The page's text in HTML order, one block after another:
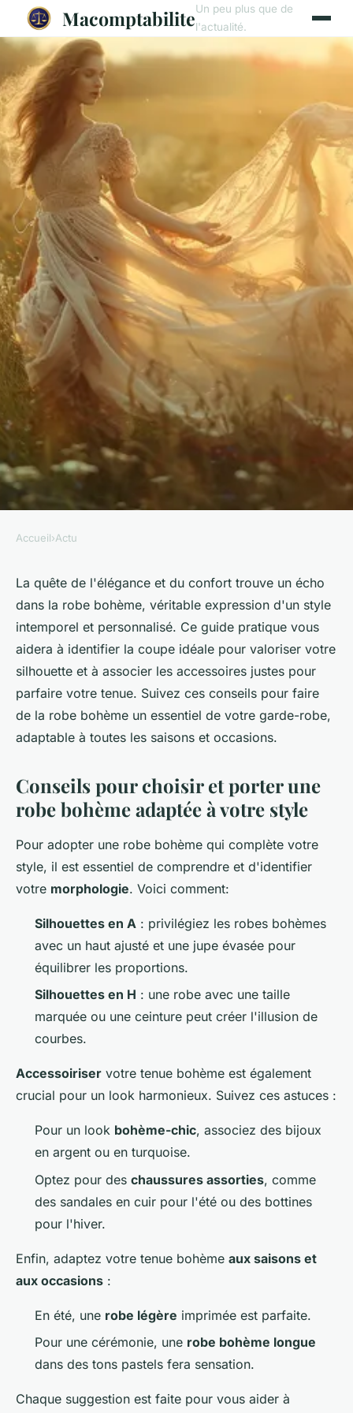
MacomptabiliteUn peu plus que de
l'actualité.
Découvrez votre style avec une
robe bohème
Laura• 29 mai 2024 •2 min de lecture
Accueil›Actu
La quête de l'élégance et du confort trouve un écho
dans la robe bohème, véritable expression d'un style
intemporel et personnalisé. Ce guide pratique vous
aidera à identifier la coupe idéale pour valoriser votre
silhouette et à associer les accessoires justes pour
parfaire votre tenue. Suivez ces conseils pour faire
de la robe bohème un essentiel de votre garde-robe,
adaptable à toutes les saisons et occasions.
Conseils pour choisir et porter une
robe bohème adaptée à votre style
Pour adopter une robe bohème qui complète votre
style, il est essentiel de comprendre et d'identifier
votre morphologie. Voici comment:
Silhouettes en A : privilégiez les robes bohèmes
avec un haut ajusté et une jupe évasée pour
équilibrer les proportions.
Silhouettes en H : une robe avec une taille
marquée ou une ceinture peut créer l'illusion de
courbes.
Accessoiriser votre tenue bohème est également
crucial pour un look harmonieux. Suivez ces astuces :
Pour un look bohème-chic, associez des bijoux
en argent ou en turquoise.
Optez pour des chaussures assorties, comme
des sandales en cuir pour l'été ou des bottines
pour l'hiver.
Enfin, adaptez votre tenue bohème aux saisons et
aux occasions :
En été, une robe légère imprimée est parfaite.
Pour une cérémonie, une robe bohème longue
dans des tons pastels fera sensation.
Chaque suggestion est faite pour vous aider à